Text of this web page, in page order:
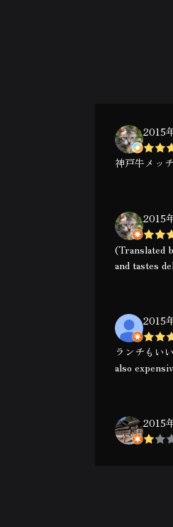
2015
神戸牛メッ
2015
(Translated
and tastes
2015
ランチもい
also
2015